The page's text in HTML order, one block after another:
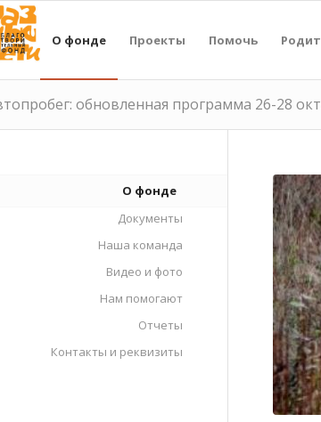
О фонде Проекты Помочь
обновленная программа 26-28
О фонде
Документы
Наша команда
Видео и фото
Нам помогают
Отчеты
Контакты и реквизиты